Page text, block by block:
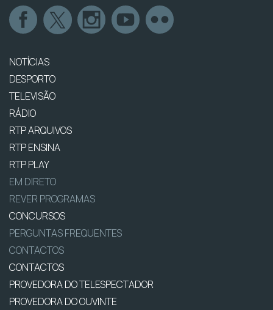
NOTÍCIAS
DESPORTO
TELEVISÃO
RÁDIO
RTP ARQUIVOS
RTP ENSINA
RTP PLAY
EM DIRETO
REVER PROGRAMAS
CONCURSOS
PERGUNTAS FREQUENTES
CONTACTOS
CONTACTOS
PROVEDORA DO TELESPECTADOR
PROVEDORA DO OUVINTE